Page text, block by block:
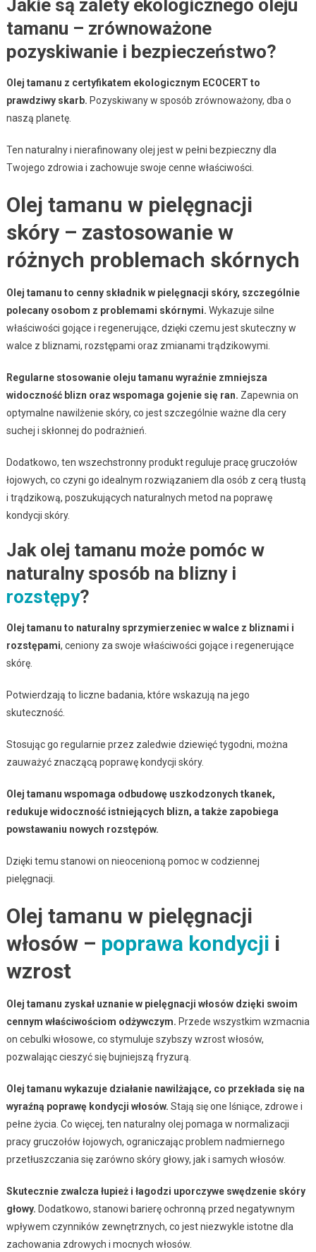
Jakie są zalety ekologicznego oleju
tamanu – zrównoważone
pozyskiwanie i bezpieczeństwo?
Olej tamanu z certyfikatem ekologicznym ECOCERT to
prawdziwy skarb. Pozyskiwany w sposób zrównoważony, dba o
naszą planetę.
Ten naturalny i nierafinowany olej jest w pełni bezpieczny dla
Twojego zdrowia i zachowuje swoje cenne właściwości.
Olej tamanu w pielęgnacji
skóry – zastosowanie w
różnych problemach skórnych
Olej tamanu to cenny składnik w pielęgnacji skóry, szczególnie
polecany osobom z problemami skórnymi. Wykazuje silne
właściwości gojące i regenerujące, dzięki czemu jest skuteczny w
walce z bliznami, rozstępami oraz zmianami trądzikowymi.
Regularne stosowanie oleju tamanu wyraźnie zmniejsza
widoczność blizn oraz wspomaga gojenie się ran. Zapewnia on
optymalne nawilżenie skóry, co jest szczególnie ważne dla cery
suchej i skłonnej do podrażnień.
Dodatkowo, ten wszechstronny produkt reguluje pracę gruczołów
łojowych, co czyni go idealnym rozwiązaniem dla osób z cerą tłustą
i trądzikową, poszukujących naturalnych metod na poprawę
kondycji skóry.
Jak olej tamanu może pomóc w
naturalny sposób na blizny i
rozstępy?
Olej tamanu to naturalny sprzymierzeniec w walce z bliznami i
rozstępami, ceniony za swoje właściwości gojące i regenerujące
skórę.
Potwierdzają to liczne badania, które wskazują na jego
skuteczność.
Stosując go regularnie przez zaledwie dziewięć tygodni, można
zauważyć znaczącą poprawę kondycji skóry.
Olej tamanu wspomaga odbudowę uszkodzonych tkanek,
redukuje widoczność istniejących blizn, a także zapobiega
powstawaniu nowych rozstępów.
Dzięki temu stanowi on nieocenioną pomoc w codziennej
pielęgnacji.
Olej tamanu w pielęgnacji
włosów – poprawa kondycji i
wzrost
Olej tamanu zyskał uznanie w pielęgnacji włosów dzięki swoim
cennym właściwościom odżywczym. Przede wszystkim wzmacnia
on cebulki włosowe, co stymuluje szybszy wzrost włosów,
pozwalając cieszyć się bujniejszą fryzurą.
Olej tamanu wykazuje działanie nawilżające, co przekłada się na
wyraźną poprawę kondycji włosów. Stają się one lśniące, zdrowe i
pełne życia. Co więcej, ten naturalny olej pomaga w normalizacji
pracy gruczołów łojowych, ograniczając problem nadmiernego
przetłuszczania się zarówno skóry głowy, jak i samych włosów.
Skutecznie zwalcza łupież i łagodzi uporczywe swędzenie skóry
głowy. Dodatkowo, stanowi barierę ochronną przed negatywnym
wpływem czynników zewnętrznych, co jest niezwykle istotne dla
zachowania zdrowych i mocnych włosów.